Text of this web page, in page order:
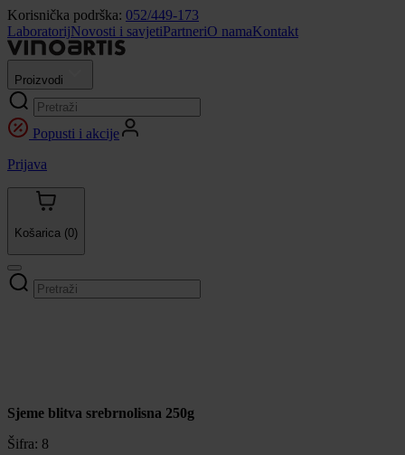
Korisnička podrška: 052/449-173
LaboratorijNovosti i savjetiPartneriO namaKontakt
Proizvodi
Popusti i akcije
Prijava
Košarica (0)
Sjeme blitva srebrnolisna 250g
Šifra: 8